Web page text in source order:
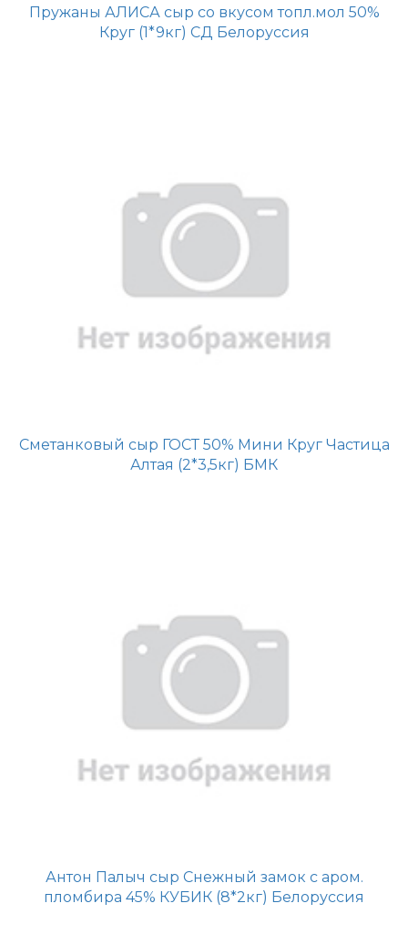
Пружаны АЛИСА сыр со вкусом топл.мол 50%
Круг (1*9кг) СД Белоруссия
Сметанковый сыр ГОСТ 50% Мини Круг Частица
Алтая (2*3,5кг) БМК
Антон Палыч сыр Снежный замок с аром.
пломбира 45% КУБИК (8*2кг) Белоруссия